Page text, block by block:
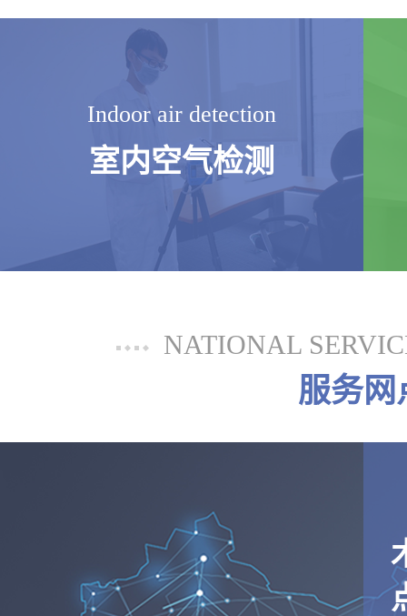
Indoor air detection
室内空气检测
NATIONAL
服务网